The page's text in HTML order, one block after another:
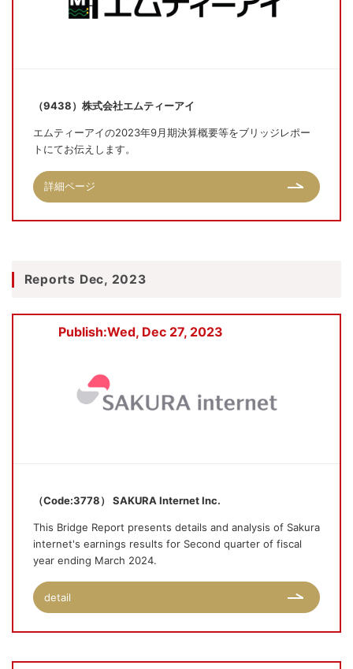
（9438）株式会社エムティーアイ
エムティーアイの2023年9月期決算概要等をブリッジレポー
トにてお伝えします。
詳細ページ
Reports Dec, 2023
Publish:Wed, Dec 27, 2023
（Code:3778） SAKURA Internet Inc.
This Bridge Report presents details and analysis of Sakura
internet's earnings results for Second quarter of fiscal
year ending March 2024.
detail